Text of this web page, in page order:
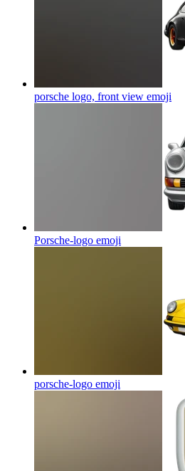
porsche logo, front view emoji
Porsche-logo emoji
porsche-logo emoji